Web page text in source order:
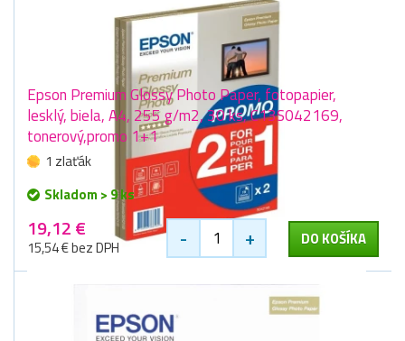
Epson Premium Glossy Photo Paper, fotopapier,
lesklý, biela, A4, 255 g/m2, 30 ks, C13S042169,
tonerový,promo 1+1
1 zlaťák
Skladom > 9 ks
19,12 €
15,54 € bez DPH - + DO KOŠÍKA